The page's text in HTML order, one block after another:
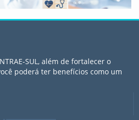
SUL, além de fortalecer o
poderá ter benefícios como um